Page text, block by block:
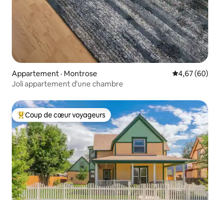
Appartement · Montrose Note
4,67 (60)
Joli appartement d'une chambre
Coup de cœur voyageurs parmi les plus aimés
Coup de cœur voyageurs